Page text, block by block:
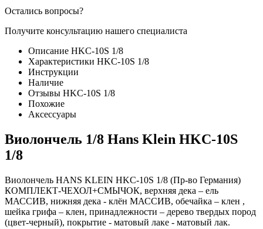
Остались вопросы?
Получите консультацию нашего специалиста
Описание HKC-10S 1/8
Характеристики HKC-10S 1/8
Инструкции
Наличие
Отзывы HKC-10S 1/8
Похожие
Аксессуары
Виолончель 1/8 Hans Klein HKC-10S
1/8
Виолончель HANS KLEIN HKC-10S 1/8 (Пр-во Германия)
КОМПЛЕКТ-ЧЕХОЛ+СМЫЧОК, верхняя дека – ель
МАССИВ, нижняя дека - клён МАССИВ, обечайка – клен ,
шейка грифа – клен, принадлежности – дерево твердых пород
(цвет-черный), покрытие - матовый лаке - матовый лак.